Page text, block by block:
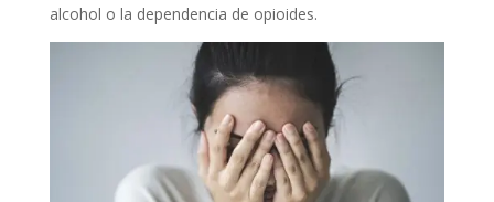
alcohol o la dependencia de opioides.